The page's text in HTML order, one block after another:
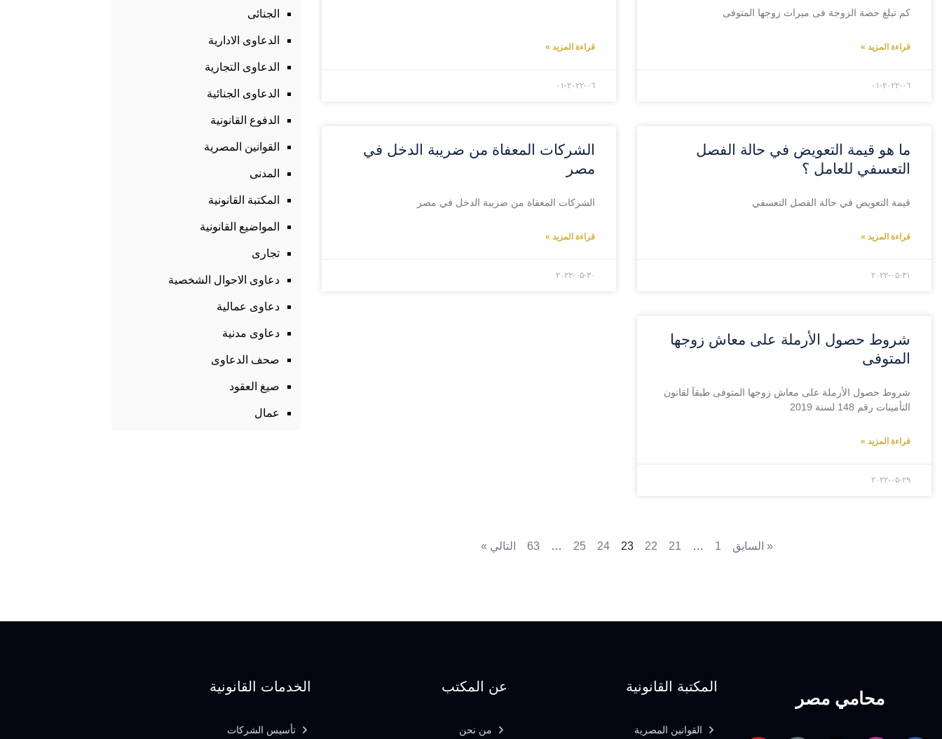
كم تبلغ حصة الزوجة فى ميراث زوجها المتوفى
قراءة المزيد »
۲۰۲۲-۰٦-۰۱
قراءة المزيد »
۲۰۲۲-۰٦-۰۱
ما هو قيمة التعويض في حالة الفصل
التعسفي للعامل ؟
قيمة التعويض في حالة الفصل التعسفي
قراءة المزيد »
۲۰۲۲-۰۵-۳۱
الشركات المعفاة من ضريبة الدخل في
مصر
الشركات المعفاة من ضريبة الدخل في مصر
قراءة المزيد »
۲۰۲۲-۰۵-۳۰
شروط حصول الأرملة على معاش زوجها
المتوفى
شروط حصول الأرملة على معاش زوجها المتوفى طبقآ لقانون
التأمينات رقم 148 لسنة 2019
قراءة المزيد »
۲۰۲۲-۰۵-۲۹
« السايق 1
…
21
22
23
24
25
…
63 التالي »
الجنائى
الدعاوى الادارية
الدعاوى التجارية
الدعاوى الجنائية
الدفوع القانونية
القوانين المصرية
المدنى
المكتبة القانونية
المواضيع القانونية
تجارى
دعاوى الاحوال الشخصية
دعاوى عمالية
دعاوى مدنية
صحف الدعاوى
صيغ العقود
عمال
محامي مصر
المكتبة القانونية
القوانين المصرية
عن المكتب
من نحن
الخدمات القانونية
تأسيس الشركات